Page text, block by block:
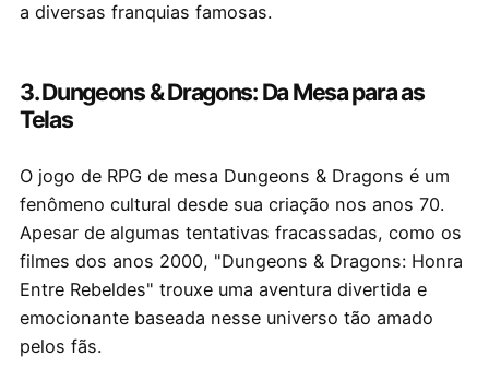
a diversas franquias famosas.
3. Dungeons & Dragons: Da Mesa para as
Telas
O jogo de RPG de mesa Dungeons & Dragons é um
fenômeno cultural desde sua criação nos anos 70.
Apesar de algumas tentativas fracassadas, como os
filmes dos anos 2000, "Dungeons & Dragons: Honra
Entre Rebeldes" trouxe uma aventura divertida e
emocionante baseada nesse universo tão amado
pelos fãs.